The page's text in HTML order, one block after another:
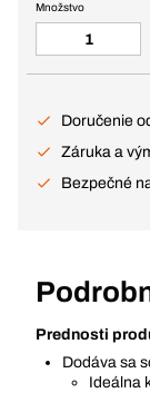
Množstvo
Doručenie
Záruka a
Bezpečné
Prednosti
Dodáva sa
Ideálna